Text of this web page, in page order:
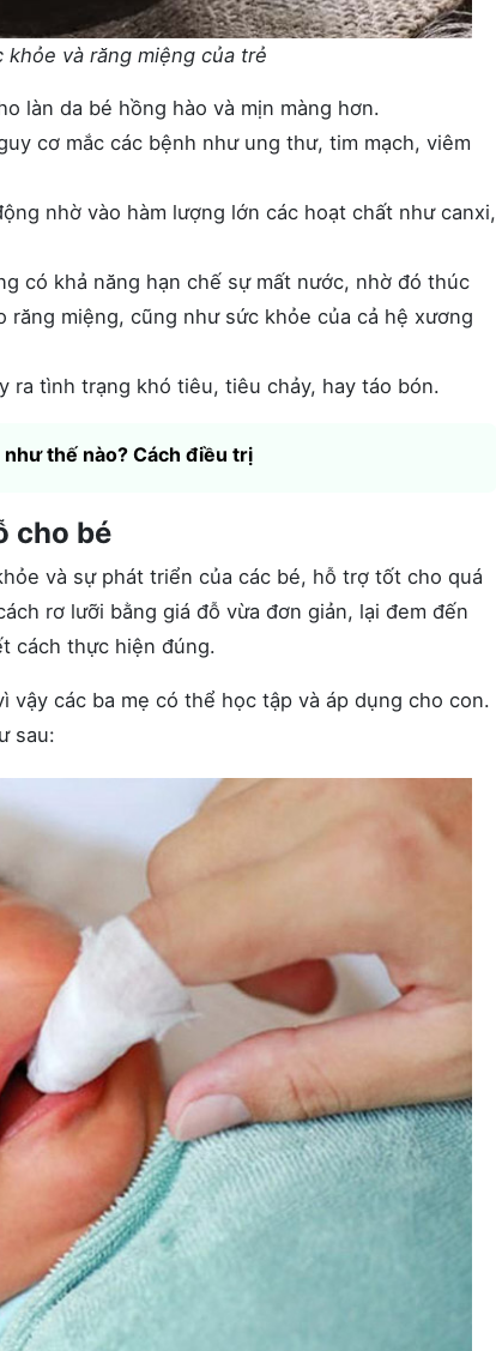
khỏe và răng miệng của trẻ
làn da bé hồng hào và mịn màng hơn.
cơ mắc các bệnh như ung thư, tim mạch, viêm
nhờ vào hàm lượng lớn các hoạt chất như canxi,
có khả năng hạn chế sự mất nước, nhờ đó thúc
miệng, cũng như sức khỏe của cả hệ xương
ra tình trạng khó tiêu, tiêu chảy, hay táo bón.
thế nào? Cách điều trị
cho bé
và sự phát triển của các bé, hỗ trợ tốt cho quá
rơ lưỡi bằng giá đỗ vừa đơn giản, lại đem đến
cách thực hiện đúng.
vậy các ba mẹ có thể học tập và áp dụng cho con.
sau: